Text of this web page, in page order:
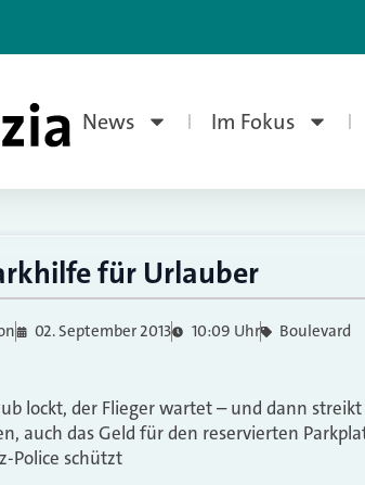
News Im Fokus
für Urlauber
02. September 2013 10:09 Uhr Boulevard
lockt, der Flieger wartet – und dann
auch das Geld für den reservierten
Police schützt